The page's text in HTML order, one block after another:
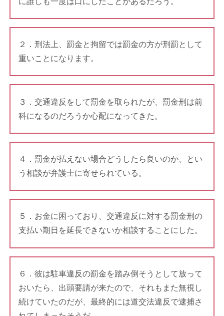
２．刑法上、罰金と拘留では罰金の方が刑罰として
重いことになります。
３．交通違反をして罰金を取られたが、罰金刑は前
科になるのだろうか心配になってきた。
４．罰金が払えない場合どうしたら良いのか、とい
う相談が弁護士に寄せられている。
５．お金に困っており、交通違反に対する罰金刑の
支払い期日を延長できないか相談することにした。
６．彼は駐車違反の罰金を踏み倒そうとして放って
おいたら、出頭要請が来たので、それもまた無視し
続けていたのだが、最終的には道交法違反で逮捕さ